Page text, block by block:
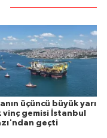
üçüncü büyük yarı
vinç gemisi İstanbul
geçti